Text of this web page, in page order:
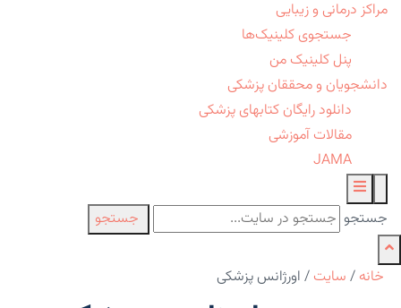
مراکز درمانی و زیبایی
جستجوی کلینیک‌ها
پنل کلینیک من
دانشجویان و محققان پزشکی
دانلود رایگان کتابهای پزشکی
مقالات آموزشی
JAMA
جستجو جستجو
خانه / سایت / اورژانس پزشکی